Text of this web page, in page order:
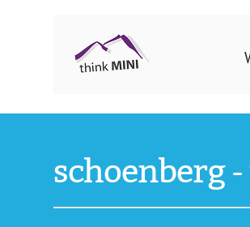
Ing.
schoenberg